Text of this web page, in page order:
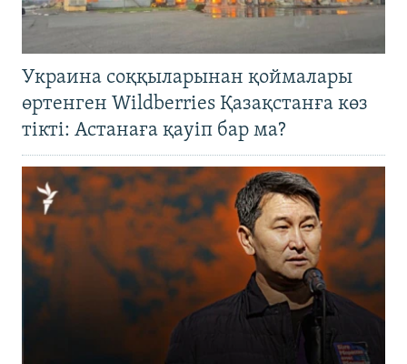
Украина соққыларынан қоймалары
өртенген Wildberries Қазақстанға көз
тікті: Астанаға қауіп бар ма?